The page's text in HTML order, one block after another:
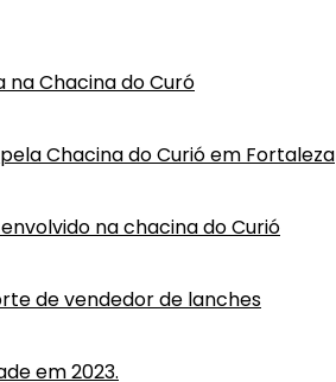
Chacina do Curó
Chacina do Curió em Fortaleza
na chacina do Curió
de vendedor de lanches
em 2023.